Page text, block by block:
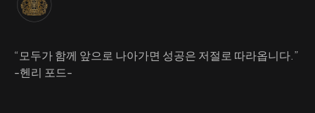
“모두가 함께 앞으로 나아가면 성공은 저절로 따라옵니다.”
-헨리 포드-